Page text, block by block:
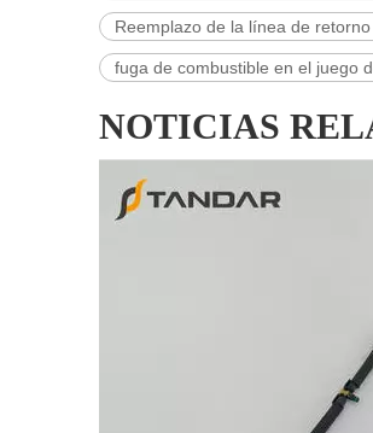
Reemplazo de la línea de
fuga de combustible en el juego
NOTICIAS